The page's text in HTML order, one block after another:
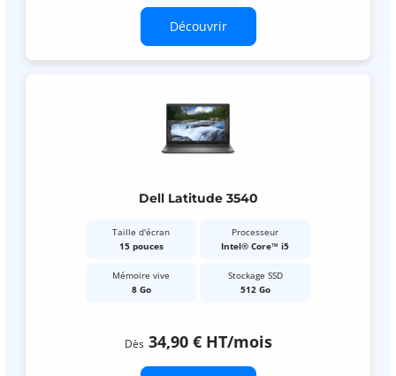
Découvrir
Dell Latitude 3540
Taille d'écran
15 pouces
Processeur
Intel® Core™ i5
Mémoire vive
8 Go
Stockage SSD
512 Go
Dès 34,90 € HT/mois